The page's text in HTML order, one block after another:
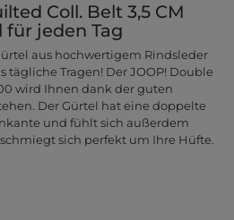
Coll. Belt 3,5 CM
für jeden Tag
aus hochwertigem Rindsleder
tägliche Tragen! Der JOOP! Double
wird Ihnen dank der guten
Der Gürtel hat eine doppelte
und fühlt sich außerdem
sich perfekt um Ihre Hüfte.